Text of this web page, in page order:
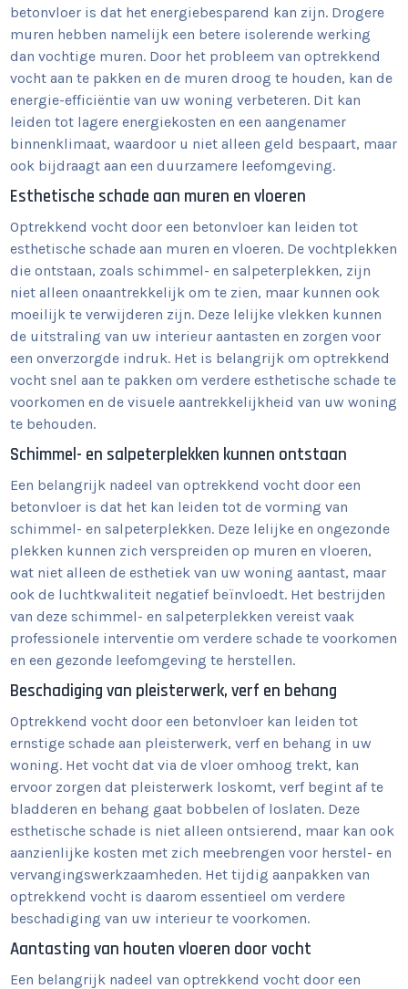
betonvloer is dat het energiebesparend kan zijn. Drogere
muren hebben namelijk een betere isolerende werking
dan vochtige muren. Door het probleem van optrekkend
vocht aan te pakken en de muren droog te houden, kan de
energie-efficiëntie van uw woning verbeteren. Dit kan
leiden tot lagere energiekosten en een aangenamer
binnenklimaat, waardoor u niet alleen geld bespaart, maar
ook bijdraagt aan een duurzamere leefomgeving.
Esthetische schade aan muren en vloeren
Optrekkend vocht door een betonvloer kan leiden tot
esthetische schade aan muren en vloeren. De vochtplekken
die ontstaan, zoals schimmel- en salpeterplekken, zijn
niet alleen onaantrekkelijk om te zien, maar kunnen ook
moeilijk te verwijderen zijn. Deze lelijke vlekken kunnen
de uitstraling van uw interieur aantasten en zorgen voor
een onverzorgde indruk. Het is belangrijk om optrekkend
vocht snel aan te pakken om verdere esthetische schade te
voorkomen en de visuele aantrekkelijkheid van uw woning
te behouden.
Schimmel- en salpeterplekken kunnen ontstaan
Een belangrijk nadeel van optrekkend vocht door een
betonvloer is dat het kan leiden tot de vorming van
schimmel- en salpeterplekken. Deze lelijke en ongezonde
plekken kunnen zich verspreiden op muren en vloeren,
wat niet alleen de esthetiek van uw woning aantast, maar
ook de luchtkwaliteit negatief beïnvloedt. Het bestrijden
van deze schimmel- en salpeterplekken vereist vaak
professionele interventie om verdere schade te voorkomen
en een gezonde leefomgeving te herstellen.
Beschadiging van pleisterwerk, verf en behang
Optrekkend vocht door een betonvloer kan leiden tot
ernstige schade aan pleisterwerk, verf en behang in uw
woning. Het vocht dat via de vloer omhoog trekt, kan
ervoor zorgen dat pleisterwerk loskomt, verf begint af te
bladderen en behang gaat bobbelen of loslaten. Deze
esthetische schade is niet alleen ontsierend, maar kan ook
aanzienlijke kosten met zich meebrengen voor herstel- en
vervangingswerkzaamheden. Het tijdig aanpakken van
optrekkend vocht is daarom essentieel om verdere
beschadiging van uw interieur te voorkomen.
Aantasting van houten vloeren door vocht
Een belangrijk nadeel van optrekkend vocht door een